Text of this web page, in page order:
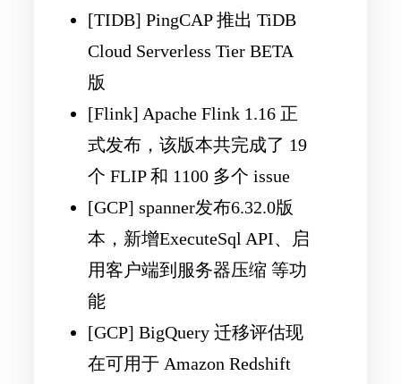
[TIDB] PingCAP 推出 TiDB
Cloud Serverless Tier BETA
版
[Flink] Apache Flink 1.16 正
式发布，该版本共完成了 19
个 FLIP 和 1100 多个 issue
[GCP] spanner发布6.32.0版
本，新增ExecuteSql API、启
用客户端到服务器压缩 等功
能
[GCP] BigQuery 迁移评估现
在可用于 Amazon Redshift